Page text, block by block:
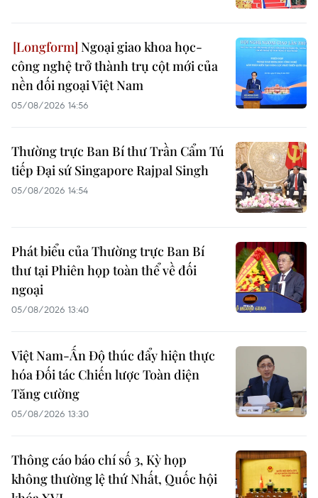
Ngoại giao khoa học-
công nghệ trở thành trụ cột mới của
nền đối ngoại Việt Nam
05/08/2026 14:56
Thường trực Ban Bí thư Trần Cẩm Tú
tiếp Đại sứ Singapore Rajpal Singh
05/08/2026 14:54
Phát biểu của Thường trực Ban Bí
thư tại Phiên họp toàn thể về đối
ngoại
05/08/2026 13:40
Việt Nam-Ấn Độ thúc đẩy hiện thực
hóa Đối tác Chiến lược Toàn diện
Tăng cường
05/08/2026 13:30
Thông cáo báo chí số 3, Kỳ họp
không thường lệ thứ Nhất, Quốc hội